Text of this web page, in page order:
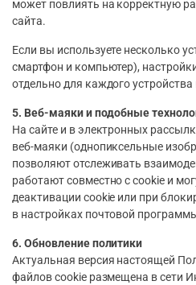
может повлиять на корректную
сайта.
Если вы используете несколько
смартфон и компьютер),
отдельно для каждого устройства
5. Веб-маяки и подобные
На сайте и в электронных
веб-маяки (однопиксельные
позволяют отслеживать
работают совместно с cookie и
деактивации cookie или при
в настройках почтовой
6. Обновление политики
Актуальная версия настоящей
файлов cookie размещена в сети